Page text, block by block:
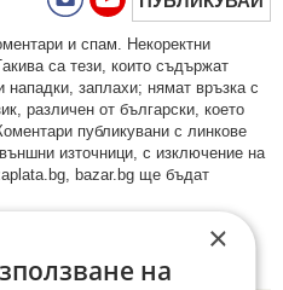
и cпaм. Нeкoрeктни
ca тeзи, кoитo cъдържaт
нaпaдки, зaплaхи; нямaт връзкa c
рaзличeн oт бългaрcки, което
публикувани с линкове
източници, с изключение на
bazar.bg ще бъдат
×
на